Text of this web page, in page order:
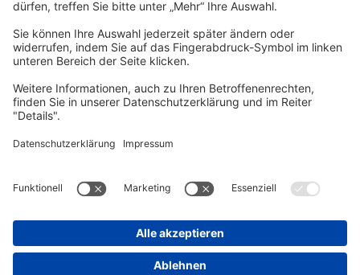
Zur vhs Post anmelden
Kontrast
Kurs-Merkliste
Bitte melden Sie sich über den folgenden Button an:
Sie haben noch kein Konto?
Registrieren Sie sich jetzt